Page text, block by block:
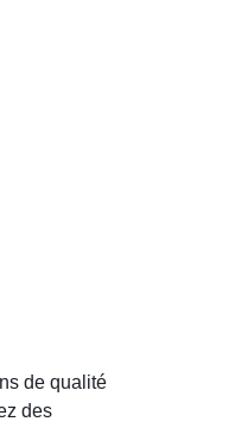
de qualité
des